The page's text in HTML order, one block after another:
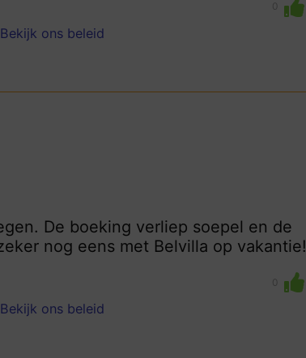
0
Bekijk ons beleid
De boeking verliep soepel en de
nog eens met Belvilla op vakantie!
0
Bekijk ons beleid